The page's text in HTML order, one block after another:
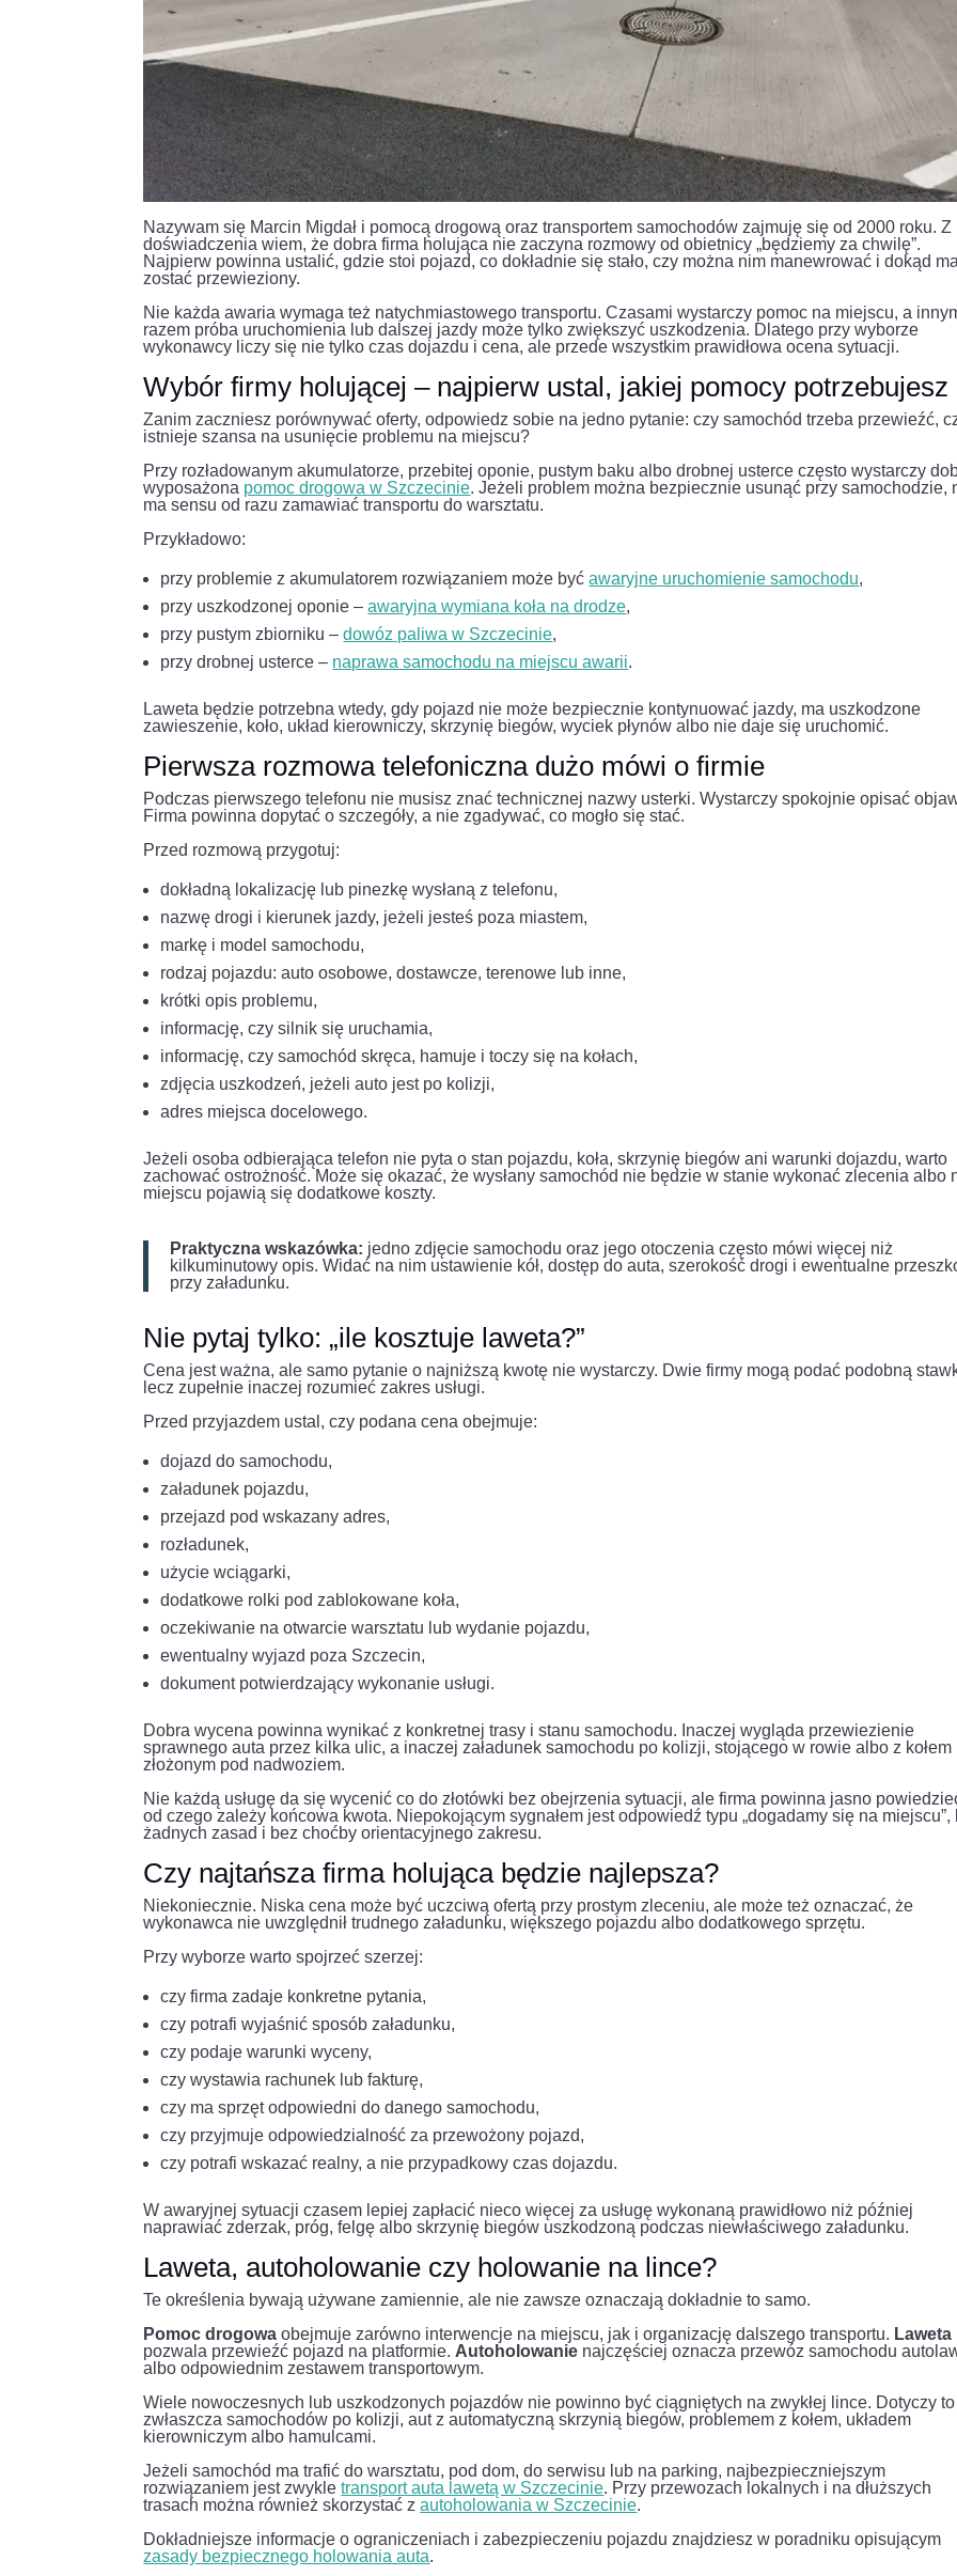
Nazywam się Marcin Migdał i pomocą drogową oraz transportem samochodów zajmuję się od 2000 roku. Z
doświadczenia wiem, że dobra firma holująca nie zaczyna rozmowy od obietnicy „będziemy za chwilę”.
Najpierw powinna ustalić, gdzie stoi pojazd, co dokładnie się stało, czy można nim manewrować i dokąd
zostać przewieziony.
Nie każda awaria wymaga też natychmiastowego transportu. Czasami wystarczy pomoc na miejscu, a
razem próba uruchomienia lub dalszej jazdy może tylko zwiększyć uszkodzenia. Dlatego przy wyborze
wykonawcy liczy się nie tylko czas dojazdu i cena, ale przede wszystkim prawidłowa ocena sytuacji.
Wybór firmy holującej – najpierw ustal, jakiej pomocy potrzebujesz
Zanim zaczniesz porównywać oferty, odpowiedz sobie na jedno pytanie: czy samochód trzeba przewieźć,
istnieje szansa na usunięcie problemu na miejscu?
Przy rozładowanym akumulatorze, przebitej oponie, pustym baku albo drobnej usterce często wystarczy
wyposażona pomoc drogowa w Szczecinie. Jeżeli problem można bezpiecznie usunąć przy samochodzie,
ma sensu od razu zamawiać transportu do warsztatu.
Przykładowo:
przy problemie z akumulatorem rozwiązaniem może byćawaryjne uruchomienie samochodu,
przy uszkodzonej oponie –awaryjna wymiana koła na drodze,
przy pustym zbiorniku –dowóz paliwa w Szczecinie,
przy drobnej usterce – naprawa samochodu na miejscu awarii.
Laweta będzie potrzebna wtedy, gdy pojazd nie może bezpiecznie kontynuować jazdy, ma uszkodzone
zawieszenie, koło, układ kierowniczy, skrzynię biegów, wyciek płynów albo nie daje się uruchomić.
Pierwsza rozmowa telefoniczna dużo mówi o firmie
Podczas pierwszego telefonu nie musisz znać technicznej nazwy usterki. Wystarczy spokojnie opisać
Firma powinna dopytać o szczegóły, a nie zgadywać, co mogło się stać.
Przed rozmową przygotuj:
dokładną lokalizację lub pinezkę wysłaną z telefonu,
nazwę drogi i kierunek jazdy, jeżeli jesteś poza miastem,
markę i model samochodu,
rodzaj pojazdu: auto osobowe, dostawcze, terenowe lub inne,
krótki opis problemu,
informację, czy silnik się uruchamia,
informację, czy samochód skręca, hamuje i toczy się na kołach,
zdjęcia uszkodzeń, jeżeli auto jest po kolizji,
adres miejsca docelowego.
Jeżeli osoba odbierająca telefon nie pyta o stan pojazdu, koła, skrzynię biegów ani warunki dojazdu, warto
zachować ostrożność. Może się okazać, że wysłany samochód nie będzie w stanie wykonać zlecenia albo
miejscu pojawią się dodatkowe koszty.
Praktyczna wskazówka: jedno zdjęcie samochodu oraz jego otoczenia często mówi więcej niż
kilkuminutowy opis. Widać na nim ustawienie kół, dostęp do auta, szerokość drogi i ewentualne
przy załadunku.
Nie pytaj tylko: „ile kosztuje laweta?”
Cena jest ważna, ale samo pytanie o najniższą kwotę nie wystarczy. Dwie firmy mogą podać podobną
lecz zupełnie inaczej rozumieć zakres usługi.
Przed przyjazdem ustal, czy podana cena obejmuje:
dojazd do samochodu,
załadunek pojazdu,
przejazd pod wskazany adres,
rozładunek,
użycie wciągarki,
dodatkowe rolki pod zablokowane koła,
oczekiwanie na otwarcie warsztatu lub wydanie pojazdu,
ewentualny wyjazd poza Szczecin,
dokument potwierdzający wykonanie usługi.
Dobra wycena powinna wynikać z konkretnej trasy i stanu samochodu. Inaczej wygląda przewiezienie
sprawnego auta przez kilka ulic, a inaczej załadunek samochodu po kolizji, stojącego w rowie albo z kołem
złożonym pod nadwoziem.
Nie każdą usługę da się wycenić co do złotówki bez obejrzenia sytuacji, ale firma powinna jasno
od czego zależy końcowa kwota. Niepokojącym sygnałem jest odpowiedź typu „dogadamy się na miejscu”,
żadnych zasad i bez choćby orientacyjnego zakresu.
Czy najtańsza firma holująca będzie najlepsza?
Niekoniecznie. Niska cena może być uczciwą ofertą przy prostym zleceniu, ale może też oznaczać, że
wykonawca nie uwzględnił trudnego załadunku, większego pojazdu albo dodatkowego sprzętu.
Przy wyborze warto spojrzeć szerzej:
czy firma zadaje konkretne pytania,
czy potrafi wyjaśnić sposób załadunku,
czy podaje warunki wyceny,
czy wystawia rachunek lub fakturę,
czy ma sprzęt odpowiedni do danego samochodu,
czy przyjmuje odpowiedzialność za przewożony pojazd,
czy potrafi wskazać realny, a nie przypadkowy czas dojazdu.
W awaryjnej sytuacji czasem lepiej zapłacić nieco więcej za usługę wykonaną prawidłowo niż później
naprawiać zderzak, próg, felgę albo skrzynię biegów uszkodzoną podczas niewłaściwego załadunku.
Laweta, autoholowanie czy holowanie na lince?
Te określenia bywają używane zamiennie, ale nie zawsze oznaczają dokładnie to samo.
Pomoc drogowa obejmuje zarówno interwencje na miejscu, jak i organizację dalszego transportu. Laweta
pozwala przewieźć pojazd na platformie. Autoholowanie najczęściej oznacza przewóz samochodu
albo odpowiednim zestawem transportowym.
Wiele nowoczesnych lub uszkodzonych pojazdów nie powinno być ciągniętych na zwykłej lince. Dotyczy to
zwłaszcza samochodów po kolizji, aut z automatyczną skrzynią biegów, problemem z kołem, układem
kierowniczym albo hamulcami.
Jeżeli samochód ma trafić do warsztatu, pod dom, do serwisu lub na parking, najbezpieczniejszym
rozwiązaniem jest zwykletransport auta lawetą w Szczecinie. Przy przewozach lokalnych i na dłuższych
trasach można również skorzystać zautoholowania w Szczecinie.
Dokładniejsze informacje o ograniczeniach i zabezpieczeniu pojazdu znajdziesz w poradniku opisującym
zasady bezpiecznego holowania auta.